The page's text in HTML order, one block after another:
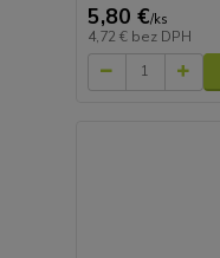
5,80 €/ks
4,72 € bez DPH